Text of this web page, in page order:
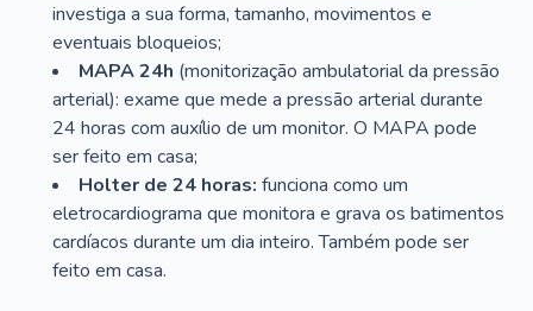
investiga a sua forma, tamanho, movimentos e
eventuais bloqueios;
MAPA 24h (monitorização ambulatorial da pressão
arterial): exame que mede a pressão arterial durante
24 horas com auxílio de um monitor. O MAPA pode
ser feito em casa;
Holter de 24 horas: funciona como um
eletrocardiograma que monitora e grava os batimentos
cardíacos durante um dia inteiro. Também pode ser
feito em casa.